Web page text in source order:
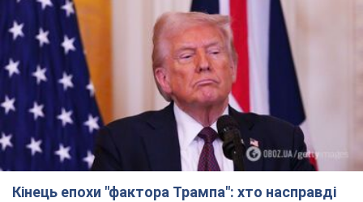
Кінець епохи "фактора Трампа": хто насправді